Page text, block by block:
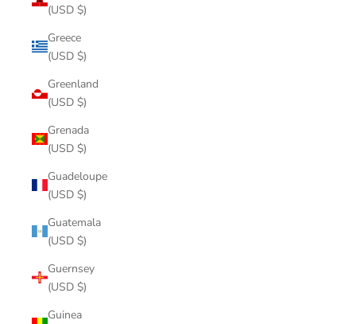
(USD $)
Greece
(USD $)
Greenland
(USD $)
Grenada
(USD $)
Guadeloupe
(USD $)
Guatemala
(USD $)
Guernsey
(USD $)
Guinea